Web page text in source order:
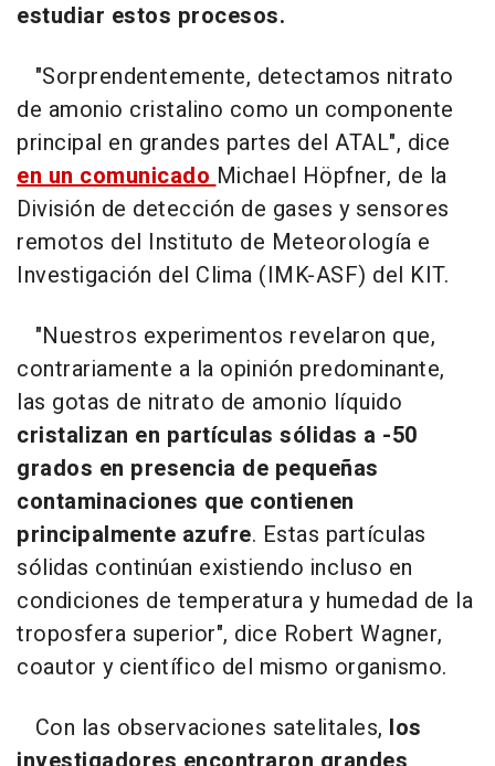
estudiar estos procesos.
"Sorprendentemente, detectamos nitrato
de amonio cristalino como un componente
principal en grandes partes del ATAL", dice
en un comunicado Michael Höpfner, de la
División de detección de gases y sensores
remotos del Instituto de Meteorología e
Investigación del Clima (IMK-ASF) del KIT.
"Nuestros experimentos revelaron que,
contrariamente a la opinión predominante,
las gotas de nitrato de amonio líquido
cristalizan en partículas sólidas a -50
grados en presencia de pequeñas
contaminaciones que contienen
principalmente azufre. Estas partículas
sólidas continúan existiendo incluso en
condiciones de temperatura y humedad de la
troposfera superior", dice Robert Wagner,
coautor y científico del mismo organismo.
Con las observaciones satelitales, los